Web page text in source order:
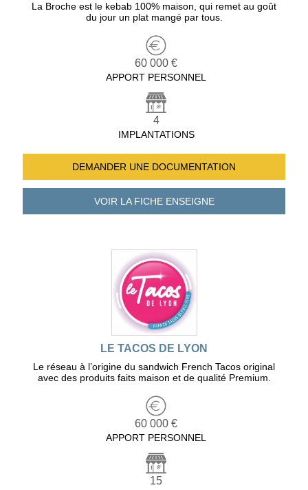
La Broche est le kebab 100% maison, qui remet au goût
du jour un plat mangé par tous.
60 000 €
APPORT PERSONNEL
4
IMPLANTATIONS
DEMANDER UNE DOCUMENTATION
VOIR LA FICHEENSEIGNE
LE TACOS DE LYON
Le réseau à l’origine du sandwich French Tacos original
avec des produits faits maison et de qualité Premium.
60 000 €
APPORT PERSONNEL
15